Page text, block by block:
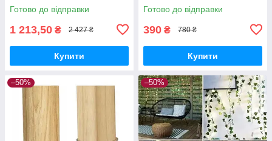
Готово до відправки
1 213,50 ₴ 2 427 ₴
Купити
Готово до відправки
390 ₴ 780 ₴
Купити
–50% –50%